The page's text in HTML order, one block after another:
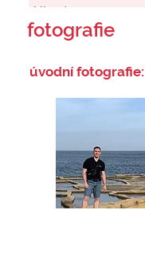
fotografie
úvodní fotografie: